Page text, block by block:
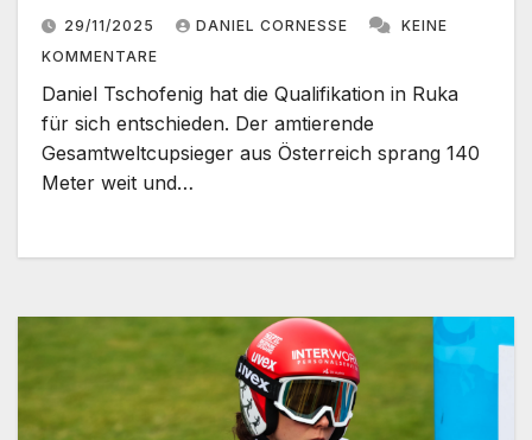
29/11/2025 DANIEL CORNESSE
KEINE
KOMMENTARE
Daniel Tschofenig hat die Qualifikation in Ruka
für sich entschieden. Der amtierende
Gesamtweltcupsieger aus Österreich sprang 140
Meter weit und…